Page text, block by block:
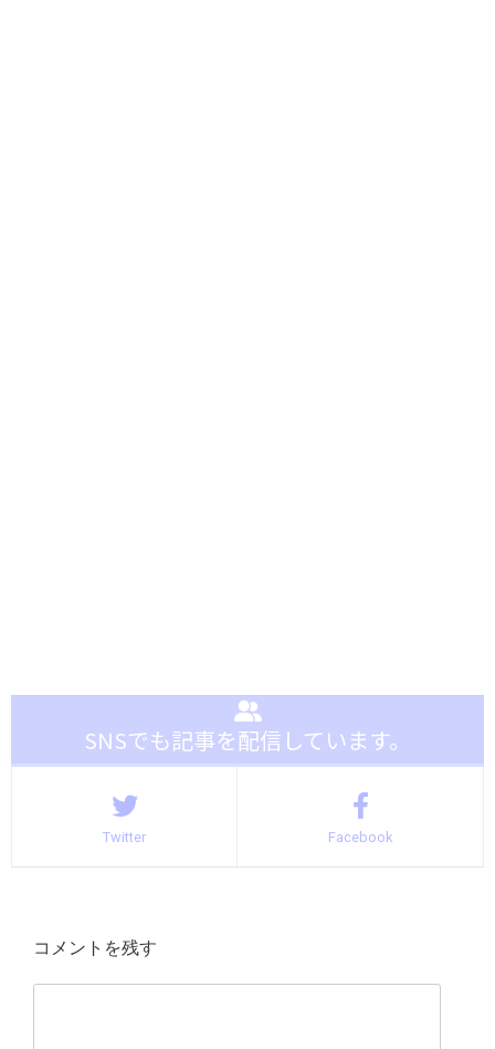
SNSでも記事を配信しています。
Twitter Facebook
コメントを残す